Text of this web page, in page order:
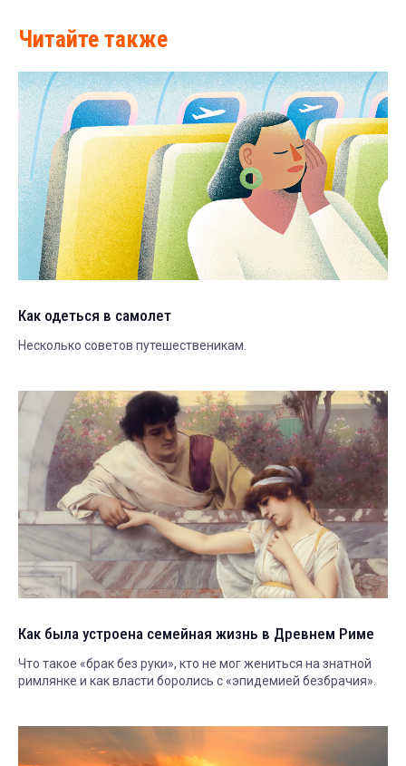
Читайте также
Как одеться в самолет
Несколько советов путешественикам.
Как была устроена семейная жизнь в Древнем Риме
Что такое «брак без руки», кто не мог жениться на знатной
римлянке и как власти боролись с «эпидемией безбрачия».